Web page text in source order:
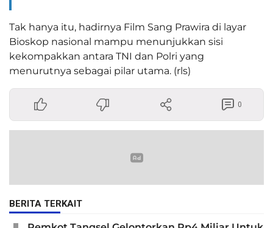
Tak hanya itu, hadirnya Film Sang Prawira di layar
Bioskop nasional mampu menunjukkan sisi
kekompakkan antara TNI dan Polri yang
menurutnya sebagai pilar utama. (rls)
0
BERITA TERKAIT